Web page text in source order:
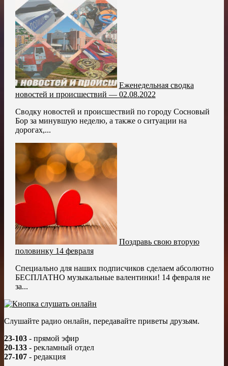
Еженедельная сводка
новостей и происшествий — 02.08.2022
Сводку новостей и происшествий по городу Сосновый
Бор за минувшую неделю, а также о ситуации на
дорогах,...
Поздравь свою вторую
половинку 14 февраля
Специально для наших подписчиков сделаем абсолютно
БЕСПЛАТНО музыкальные валентинки! 14 февраля не
за...
Слушайте радио онлайн, передавайте приветы друзьям.
23-103 - прямой эфир
20-133 - рекламный отдел
27-107 - редакция